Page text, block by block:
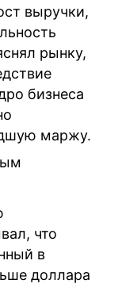
выручки,
рынку,
бизнеса
маржу.
что
в
доллара